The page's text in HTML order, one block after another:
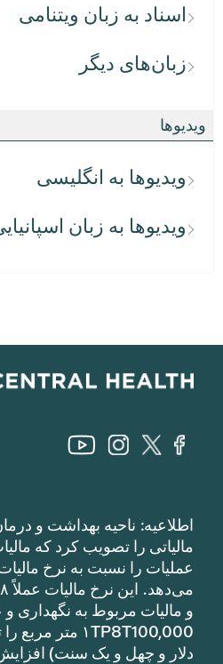
اسناد به زبان ویتنامی
زبان‌های دیگر
ویدیوها
ویدیوها به انگلیسی
ویدیوها به زبان
اطلاعیه: ناحیه بهداشت و
مالیاتی را تصویب کرد که
عملیات را نسبت به نرخ
و مالیات مربوط به نگهداری و
دلار و چهل و یک سنت)